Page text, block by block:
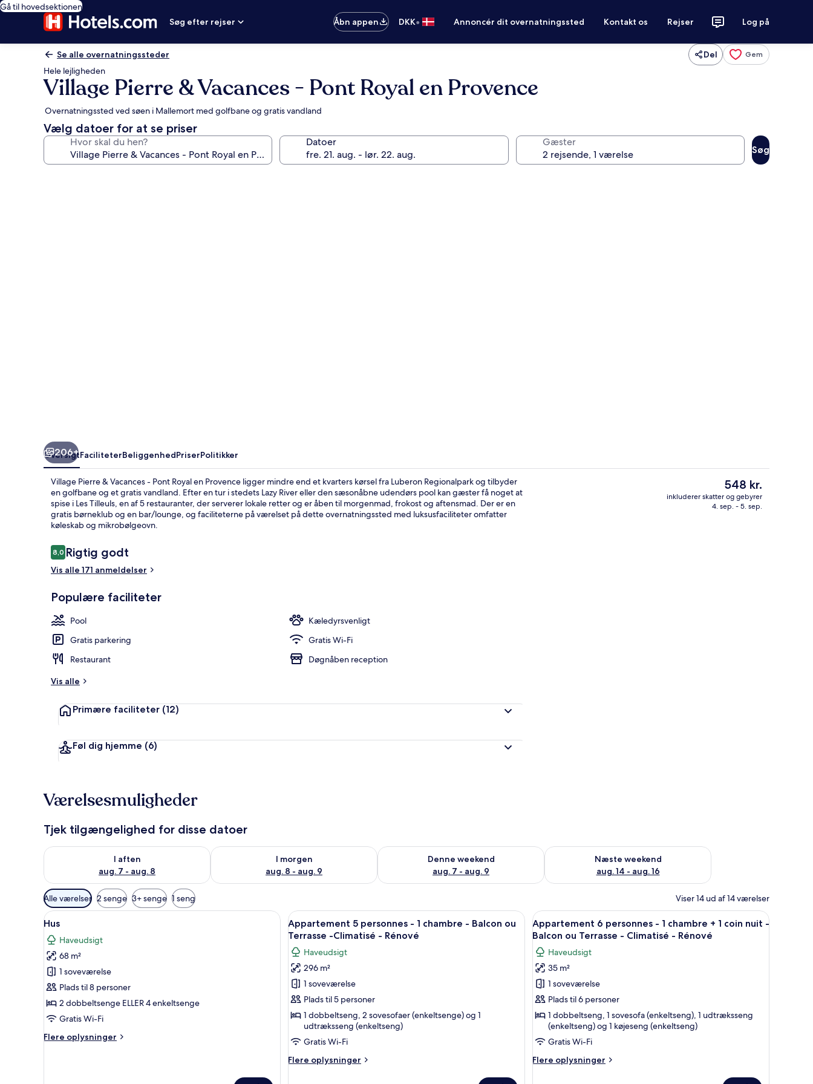
Gå til hovedsektionen
Søg efter rejser
Åbn appen DKK• Annoncér dit overnatningssted Kontakt os Rejser Log på
Se alle overnatningssteder Del Gem
Hele lejligheden
Village Pierre & Vacances - Pont Royal en Provence
Overnatningssted ved søen i Mallemort med golfbane og gratis vandland
Vælg datoer for at se priser
Hvor skal du hen? Datoer Gæster
Søg
Overnatningsstedets facade Udendørsområde
206+
OversigtFaciliteterBeliggenhedPriserPolitikker
Village Pierre & Vacances - Pont Royal en Provence ligger mindre end et kvarters kørsel fra Luberon Regionalpark og tilbyder
en golfbane og et gratis vandland. Efter en tur i stedets Lazy River eller den sæsonåbne udendørs pool kan gæster få noget at
spise i Les Tilleuls, en af 5 restauranter, der serverer lokale retter og er åben til morgenmad, frokost og aftensmad. Der er en
gratis børneklub og en bar/lounge, og faciliteterne på værelset på dette overnatningssted med luksusfaciliteter omfatter
køleskab og mikrobølgeovn.
Anmeldelser
8,08,0 ud af 10.
Rigtig godt
Vis alle 171 anmeldelser
Populære faciliteter
Pool
Kæledyrsvenligt
Gratis parkering
Gratis Wi-Fi
Restaurant
Døgnåben reception
Vis alle
Primære faciliteter (12)
Føl dig hjemme (6)
Den
nuværende
pris
548 kr.
inkluderer skatter og gebyrer
4. sep. - 5. sep.
Værelsesmuligheder
Tjek tilgængelighed for disse datoer
I aften
aug. 7 - aug. 8
Tjek tilgængelighed for i aften aug. 7 - aug. 8
I morgen
aug. 8 - aug. 9
Tjek tilgængelighed for i morgen aug. 8 - aug. 9
Denne weekend
aug. 7 - aug. 9
Tjek tilgængelighed for denne weekend aug. 7 - aug. 9
Næste weekend
aug. 14 - aug. 16
Tjek tilgængelighed for næste weekend aug. 14 - aug. 16
Tilgængelige
filtre
for
værelser
Alle værelser 2 senge 3+ senge 1 seng Viser 14 ud af 14 værelser
Indlæs
alle
billeder
af
Hus
Et udendørs spiseområde med et træbord, stole, en kande glas og en bakke.
9
Hus
Haveudsigt
68 m²
1 soveværelse
Plads til 8 personer
2 dobbeltsenge ELLER 4 enkeltsenge
Gratis Wi-Fi
Flere oplysninger
Flere
Indlæs
alle
billeder
af
Appartement
5
personnes
-
chambre
-
En moderne stue med sofa, et rundt bord og en balkon med udsigt til træer.
7
Appartement 5 personnes - 1 chambre - Balcon ou
Terrasse -Climatisé - Rénové
Haveudsigt
296 m²
1 soveværelse
Plads til 5 personer
1 dobbeltseng, 2 sovesofaer (enkeltsenge) og 1
udtræksseng (enkeltseng)
Gratis Wi-Fi
Flere oplysninger
Flere
Indlæs
alle
billeder
af
Appartement
6
personnes
-
chambre
+
En moderne stue med sofa, lænestol og et
10
Appartement 6 personnes - 1 chambre + 1 coin nuit -
Balcon ou Terrasse - Climatisé - Rénové
Haveudsigt
35 m²
1 soveværelse
Plads til 6 personer
1 dobbeltseng, 1 sovesofa (enkeltseng), 1 udtræksseng
(enkeltseng) og 1 køjeseng (enkeltseng)
Gratis Wi-Fi
Flere oplysninger
Flere